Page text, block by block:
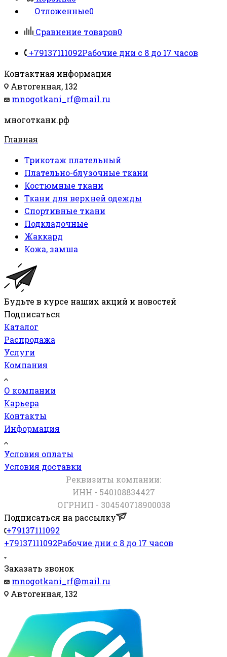
Отложенные0
Сравнение товаров0
+79137111092Рабочие дни с 8 до 17 часов
Контактная информация
Автогенная, 132
mnogotkani_rf@mail.ru
многоткани.рф
Главная
Трикотаж плательный
Плательно-блузочные ткани
Костюмные ткани
Ткани для верхней одежды
Спортивные ткани
Подкладочные
Жаккард
Кожа, замша
Будьте в курсе наших акций и новостей
Подписаться
Каталог
Распродажа
Услуги
Компания
О компании
Карьера
Контакты
Информация
Условия оплаты
Условия доставки
Реквизиты компании:
ИНН - 540108834427
ОГРНИП - 304540718900038
Подписаться на рассылку
+79137111092
+79137111092Рабочие дни с 8 до 17 часов
Заказать звонок
mnogotkani_rf@mail.ru
Автогенная, 132